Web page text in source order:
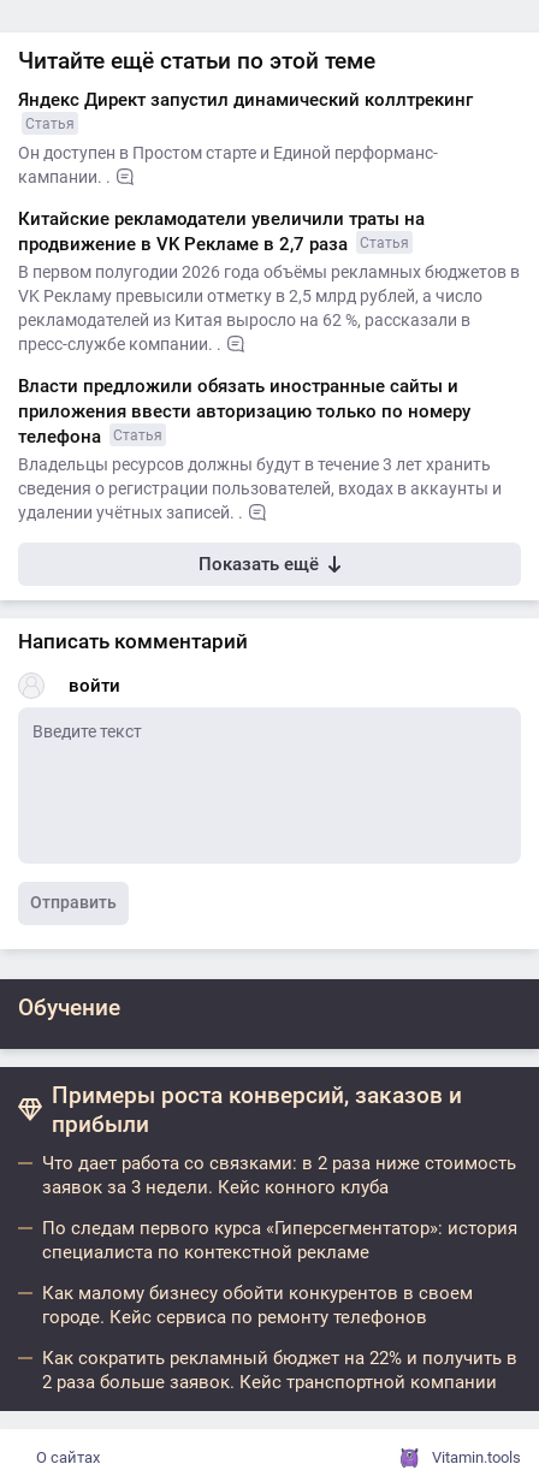
Читайте ещё статьи по этой теме
Яндекс Директ запустил динамический коллтрекинг
Статья
Он доступен в Простом старте и Единой перформанс-
кампании. .
Китайские рекламодатели увеличили траты на
продвижение в VK Рекламе в 2,7 раза
Статья
В первом полугодии 2026 года объёмы рекламных бюджетов в
VK Рекламу превысили отметку в 2,5 млрд рублей, а число
рекламодателей из Китая выросло на 62 %, рассказали в
пресс-службе компании. .
Власти предложили обязать иностранные сайты и
приложения ввести авторизацию только по номеру
телефона
Статья
Владельцы ресурсов должны будут в течение 3 лет хранить
сведения о регистрации пользователей, входах в аккаунты и
удалении учётных записей. .
Показать ещё
Написать комментарий
войти
Отправить
Обучение
Примеры роста конверсий, заказов и
прибыли
Что дает работа со связками: в 2 раза ниже стоимость
заявок за 3 недели. Кейс конного клуба
По следам первого курса «Гиперсегментатор»: история
специалиста по контекстной рекламе
Как малому бизнесу обойти конкурентов в своем
городе. Кейс сервиса по ремонту телефонов
Как сократить рекламный бюджет на 22% и получить в
2 раза больше заявок. Кейс транспортной компании
О сайтах Vitamin.tools